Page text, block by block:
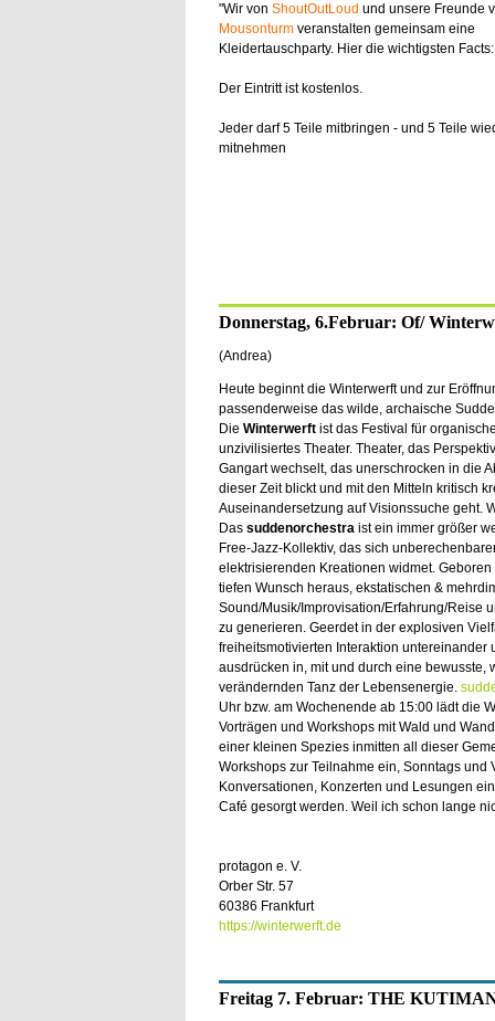
"Wir von ShoutOutLoud und unsere Freunde
Mousonturmveranstalten gemeinsam eine
Kleidertauschparty. Hier die wichtigsten Facts:
Der Eintritt ist kostenlos.
Jeder darf 5 Teile mitbringen - und 5 Teile
mitnehmen
Donnerstag, 6.Februar: Of/
(Andrea)
Heute beginnt die Winterwerft und zur
passenderweise das wilde, archaische
Die Winterwerft ist das Festival für
unzivilisiertes Theater. Theater, das
Gangart wechselt, das unerschrocken in die
dieser Zeit blickt und mit den Mitteln kritisch
Auseinandersetzung auf Visionssuche geht.
Das suddenorchestraist ein immer größer
Free-Jazz-Kollektiv, das sich
elektrisierenden Kreationen widmet. Geboren
tiefen Wunsch heraus, ekstatischen &
Sound/Musik/Improvisation/Erfahrung/Reise
zu generieren. Geerdet in der explosiven
freiheitsmotivierten Interaktion untereinander
ausdrücken in, mit und durch eine
verändernden Tanz der Lebensenergie.
Uhr bzw. am Wochenende ab 15:00 lädt die
Vorträgen und Workshops mit Wald und
einer kleinen Spezies inmitten all dieser
Workshops zur Teilnahme ein, Sonntags
Konversationen, Konzerten und Lesungen
Café gesorgt werden. Weil ich schon lange
protagon e. V.
Orber Str. 57
60386 Frankfurt
https://winterwerft.de
Freitag 7. Februar: THE